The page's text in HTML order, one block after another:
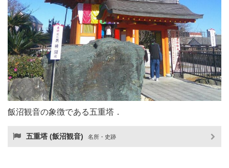
飯沼観音の象徴である五重塔．
五重塔 (飯沼観音) 名所・史跡